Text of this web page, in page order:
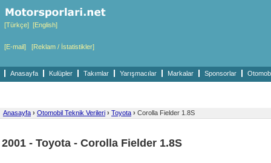
[Türkçe] [English]
[E-mail] [Reklam / İstatistikler]
Anasayfa Kulüpler Takımlar Yarışmacılar Markalar Sponsorlar
Anasayfa › Otomobil Teknik Verileri › Toyota › Corolla Fielder 1.8S
2001 - Toyota - Corolla Fielder 1.8S